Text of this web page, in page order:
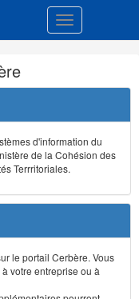
Toggle
d'information du
de la Cohésion des
Terrritoriales.
le portail Cerbère. Vous
votre entreprise ou à